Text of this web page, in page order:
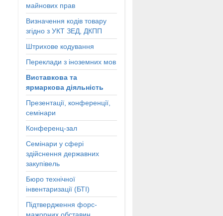
майнових прав
Визначення кодів товару
згідно з УКТ ЗЕД, ДКПП
Штрихове кодування
Переклади з іноземних мов
Виставкова та
ярмаркова діяльність
Презентації, конференції,
семінари
Конференц-зал
Семінари у сфері
здійснення державних
закупівель
Бюро технічної
інвентаризації (БТІ)
Підтвердження форс-
мажорних обставин